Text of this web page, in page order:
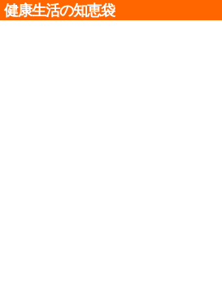
健康生活の知恵袋